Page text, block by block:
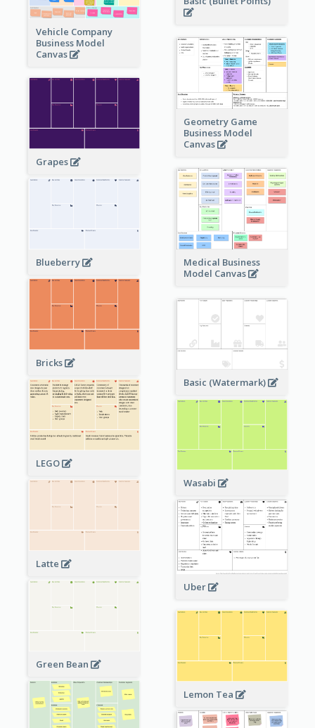
Vehicle Company
Business Model
Canvas
Geometry Game
Business Model
Canvas
Grapes
Medical Business
Model Canvas
Blueberry
Bricks
Basic (Watermark)
LEGO
Wasabi
Latte
Uber
Green Bean
Lemon Tea